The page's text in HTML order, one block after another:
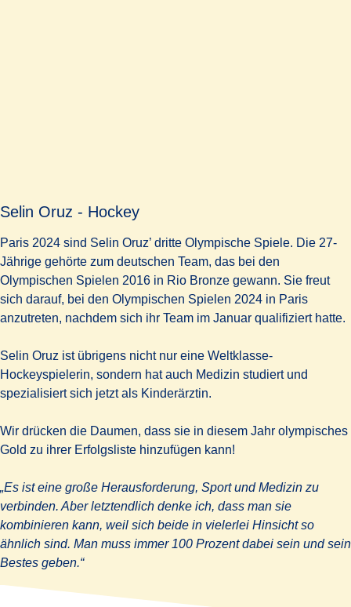
Selin Oruz - Hockey
Paris 2024 sind Selin Oruz’ dritte Olympische Spiele. Die 27-
Jährige gehörte zum deutschen Team, das bei den
Olympischen Spielen 2016 in Rio Bronze gewann. Sie freut
sich darauf, bei den Olympischen Spielen 2024 in Paris
anzutreten, nachdem sich ihr Team im Januar qualifiziert hatte.
Selin Oruz ist übrigens nicht nur eine Weltklasse-
Hockeyspielerin, sondern hat auch Medizin studiert und
spezialisiert sich jetzt als Kinderärztin.
Wir drücken die Daumen, dass sie in diesem Jahr olympisches
Gold zu ihrer Erfolgsliste hinzufügen kann!
„Es ist eine große Herausforderung, Sport und Medizin zu
verbinden. Aber letztendlich denke ich, dass man sie
kombinieren kann, weil sich beide in vielerlei Hinsicht so
ähnlich sind. Man muss immer 100 Prozent dabei sein und sein
Bestes geben.“